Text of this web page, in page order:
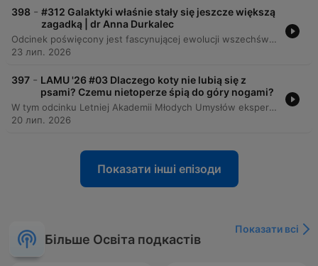
398 - #312 Galaktyki właśnie stały się jeszcze większą
zagadką | dr Anna Durkalec
Odcinek poświęcony jest fascynującej ewolucji wszechświata, od gęstej plazmy po złożone struktury galaktyczne. Rozmówcy analizują różnorodność galaktyk, procesy ich zderzeń oraz rolę ciemnej materii i energii w kształtowaniu kosmosu, przyglądając się jednocześnie strukturze Drogi Mlecznej. Program omawia przełomowe znaczenie nowoczesnych technologii, takich jak teleskop Jamesa Webba, który dostarcza danych podważających dotychczasowe modele kosmologiczne. Eksperci poruszają tematy odkryć Edwina Hubble'a, zagadki „małych czerwonych kropek” oraz nadchodzących rewolucji w astronomii dzięki nowym obserwatoriom.
23 лип. 2026
397 - LAMU '26 #03 Dlaczego koty nie lubią się z
psami? Czemu nietoperze śpią do góry nogami?
W tym odcinku Letniej Akademii Młodych Umysłów eksperci odpowiadają na fascynujące pytania dotyczące świata zwierząt. Rozważamy mechanizmy zachowań domowych pupili, takie jak wycie psów czy relacje między kotami a psami, oraz badamy biologiczne zależności między wielkością organizmu a długością życia. Program przybliża również tajemnice innych gatunków – od mechanizmu widzenia u kotów i ochrony jeży, przez funkcjonowanie nietoperzy i ryb, aż po inteligencję delfinów. Na koniec dr Mikołaj Kaczmarski analizuje biologiczną możliwość istnienia smoków, rozważając ograniczenia fizyczne latających stworzeń oraz kulturowe postrzeganie tych legendarnych istot.
20 лип. 2026
Показати інші епізоди
Більше Освіта подкастів
Показати всі